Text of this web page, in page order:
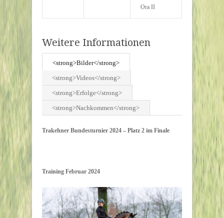
Ora II
Weitere Informationen
<strong>Bilder</strong>
<strong>Videos</strong>
<strong>Erfolge</strong>
<strong>Nachkommen</strong>
Trakehner Bundesturnier 2024 – Platz 2 im Finale
Training Februar 2024